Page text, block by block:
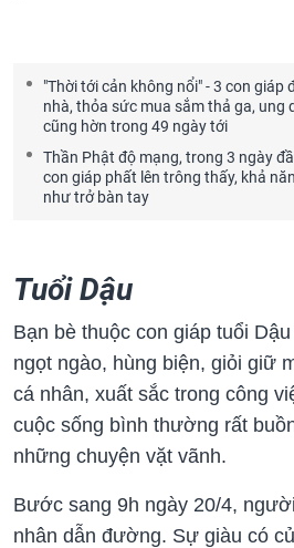
"Thời tới cản không nổi" - 3 con giáp
nhà, thỏa sức mua sắm thả ga, ung
cũng hờn trong 49 ngày tới
Thần Phật độ mạng, trong 3 ngày
con giáp phất lên trông thấy, khả
như trở bàn tay
Tuổi Dậu
Bạn bè thuộc con giáp tuổi
ngọt ngào, hùng biện, giỏi giữ
cá nhân, xuất sắc trong công
cuộc sống bình thường rất
những chuyện vặt vãnh.
Bước sang 9h ngày 20/4,
nhân dẫn đường. Sự giàu có